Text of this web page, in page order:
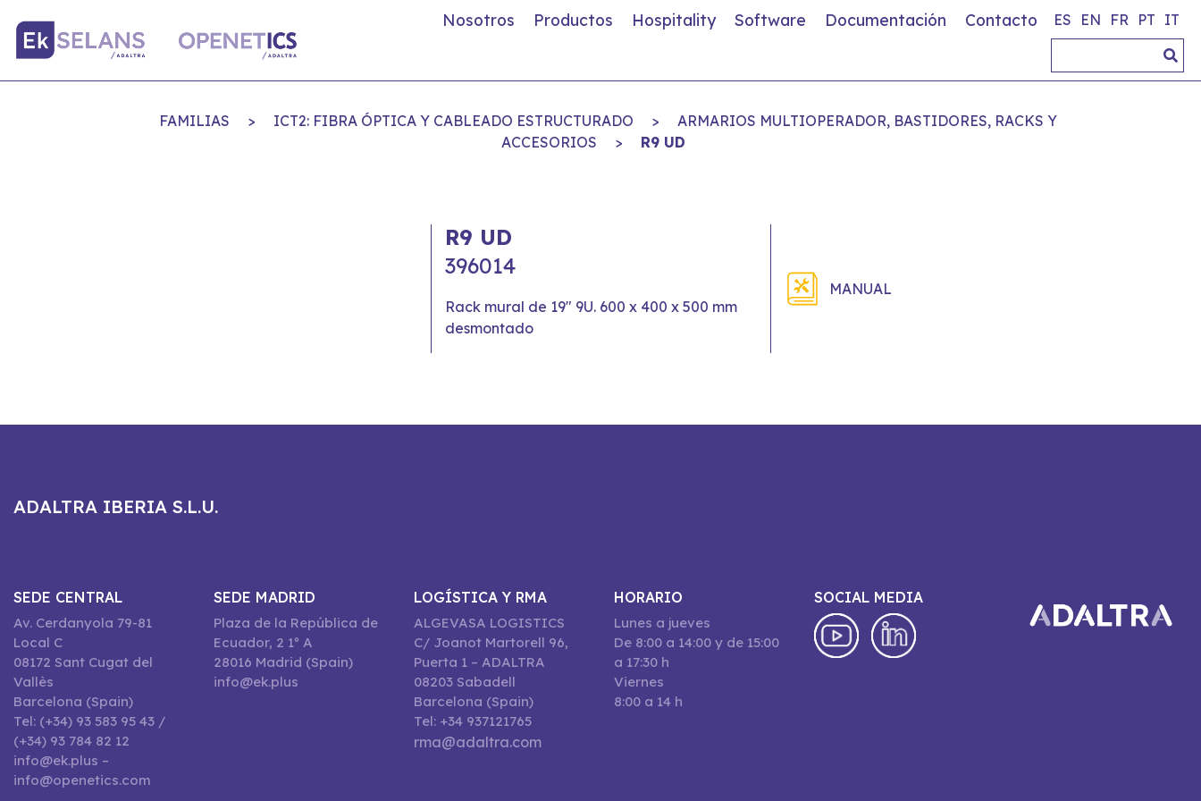
Nosotros Productos Hospitality Software Documentación Contacto ES EN FR PT IT
FAMILIAS > ICT2: FIBRA ÓPTICA Y CABLEADO ESTRUCTURADO >
ARMARIOS MULTIOPERADOR, BASTIDORES, RACKS Y
ACCESORIOS
> R9 UD
R9 UD
396014
Rack mural de 19" 9U. 600 x 400 x 500 mm
desmontado
MANUAL
ADALTRA IBERIA S.L.U.
SEDE CENTRAL
Av. Cerdanyola 79-81
Local C
08172 Sant Cugat del
Vallès
Barcelona (Spain)
Tel: (+34) 93 583 95 43 /
(+34) 93 784 82 12
info@ek.plus –
info@openetics.com
SEDE MADRID
Plaza de la República de
Ecuador, 2 1º A
28016 Madrid (Spain)
info@ek.plus
LOGÍSTICA Y RMA
ALGEVASA LOGISTICS
C/ Joanot Martorell 96,
Puerta 1 – ADALTRA
08203 Sabadell
Barcelona (Spain)
Tel: +34 937121765
rma@adaltra.com
HORARIO
Lunes a jueves
De 8:00 a 14:00 y de 15:00
a 17:30 h
Viernes
8:00 a 14 h
SOCIAL MEDIA